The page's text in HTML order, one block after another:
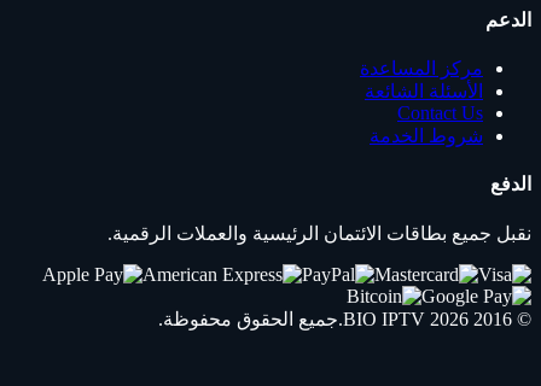
الدعم
مركز المساعدة
الأسئلة الشائعة
Contact Us
شروط الخدمة
الدفع
نقبل جميع بطاقات الائتمان الرئيسية والعملات الرقمية.
© 2016 2026
BIO IPTV .جميع الحقوق محفوظة.